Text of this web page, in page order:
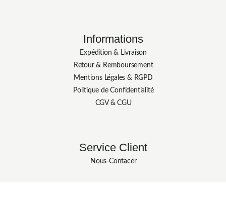
Informations
Expédition & Livraison
Retour & Remboursement
Mentions Légales & RGPD
Politique de Confidentialité
CGV & CGU
Service Client
Nous-Contacer